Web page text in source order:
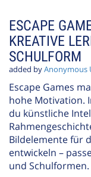
ESCAPE
KREATIVE
SCHULFORM
added byAnonymous
Escape Games
hohe Motivation.
du künstliche
Bildelemente für
entwickeln –
und Schulformen.